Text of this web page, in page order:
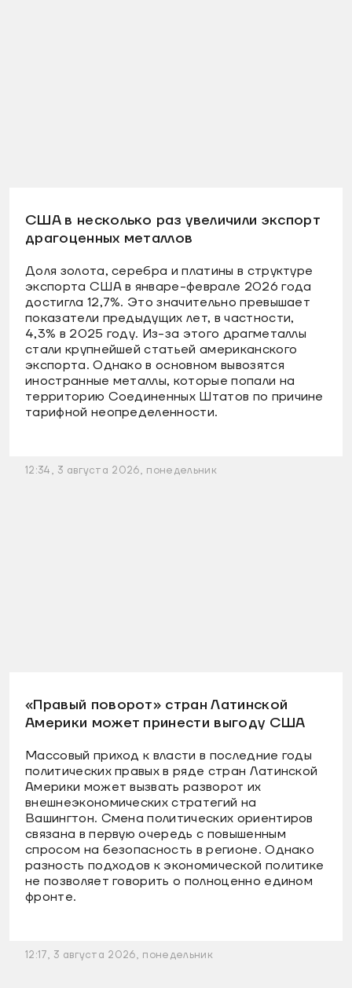
США в несколько раз увеличили экспорт
драгоценных металлов
Доля золота, серебра и платины в структуре
экспорта США в январе-феврале 2026 года
достигла 12,7%. Это значительно превышает
показатели предыдущих лет, в частности,
4,3% в 2025 году. Из-за этого драгметаллы
стали крупнейшей статьей американского
экспорта. Однако в основном вывозятся
иностранные металлы, которые попали на
территорию Соединенных Штатов по причине
тарифной неопределенности.
12:34, 3 августа 2026, понедельник
«Правый поворот» стран Латинской
Америки может принести выгоду США
Массовый приход к власти в последние годы
политических правых в ряде стран Латинской
Америки может вызвать разворот их
внешнеэкономических стратегий на
Вашингтон. Смена политических ориентиров
связана в первую очередь с повышенным
спросом на безопасность в регионе. Однако
разность подходов к экономической политике
не позволяет говорить о полноценно едином
фронте.
12:17, 3 августа 2026, понедельник